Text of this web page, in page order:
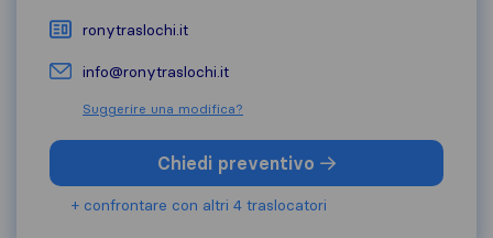
ronytraslochi.it
info@ronytraslochi.it
Suggerire una modifica?
Chiedi preventivo
+ confrontare con altri 4 traslocatori